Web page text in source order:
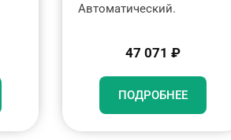
Автоматический.
47 071 ₽
ПОДРОБНЕЕ